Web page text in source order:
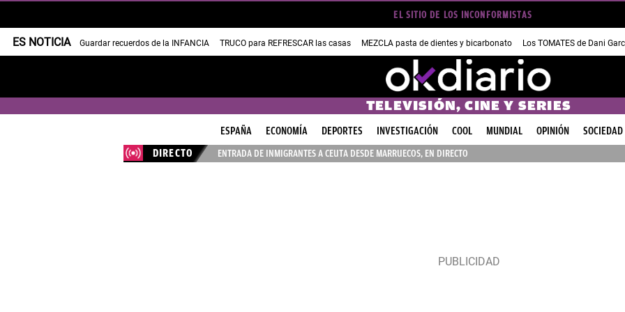
EL SITIO DE LOS INCONFORMISTAS
ES NOTICIA Guardar recuerdos de la INFANCIA TRUCO para REFRESCAR las casas MEZCLA pasta de dientes y bicarbonato Los TOMATES de Dani
TELEVISIÓN, CINE Y SERIES
ESPAÑA ECONOMÍA DEPORTES INVESTIGACIÓN COOL MUNDIAL OPINIÓN SOCIEDAD
DIRECTO
ENTRADA DE INMIGRANTES A CEUTA DESDE MARRUECOS, EN DIRECTO